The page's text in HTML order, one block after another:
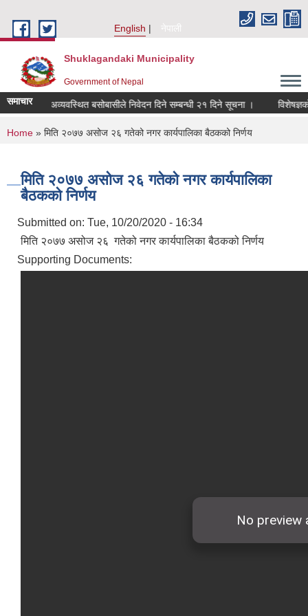
English
नेपाली
Shuklagandaki Municipality
Government of Nepal
समाचारर अव्यवस्थित बसोबासीले निवेदन दिने सम्बन्धी २१ दिने सूचना । विशेषज्ञको
You are here
Home » मिति २०७७ असोज २६ गतेको नगर कार्यपालिका बैठकको निर्णय
मिति २०७७ असोज २६ गतेको नगर कार्यपालिका
बैठकको निर्णय
Submitted on: Tue, 10/20/2020 - 16:34
मिति २०७७ असोज २६ गतेको नगर कार्यपालिका बैठकको निर्णय
Supporting Documents: